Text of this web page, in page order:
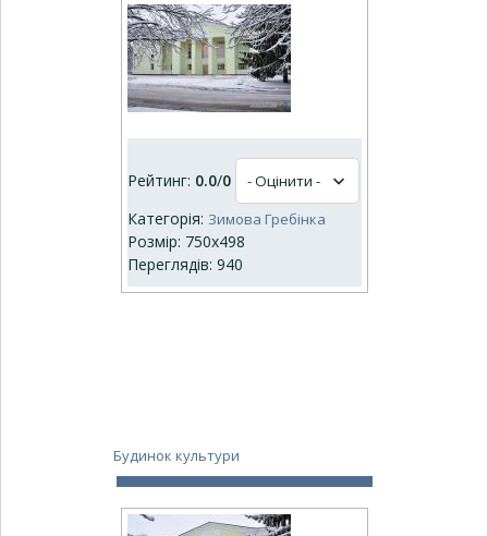
Рейтинг: 0.0/0
Категорія: Зимова Гребінка
Розмір: 750x498
Переглядів: 940
Будинок культури